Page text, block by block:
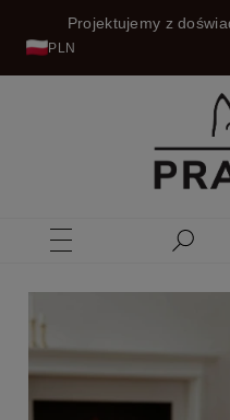
PLN
Projektujemy z